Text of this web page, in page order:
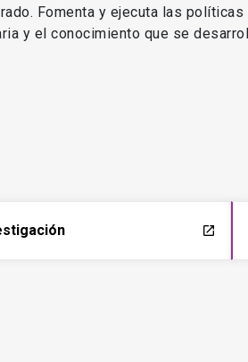
Fomenta y ejecuta las
y el conocimiento que se
launch